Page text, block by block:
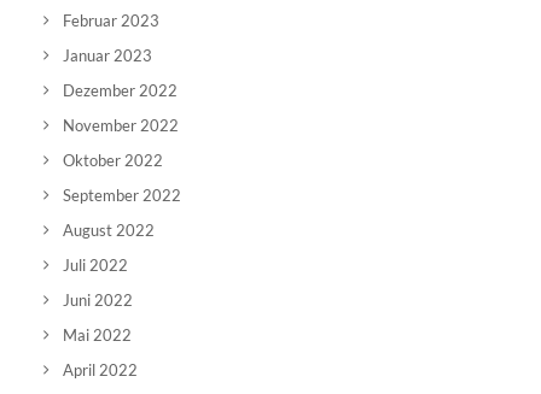
Februar 2023
Januar 2023
Dezember 2022
November 2022
Oktober 2022
September 2022
August 2022
Juli 2022
Juni 2022
Mai 2022
April 2022